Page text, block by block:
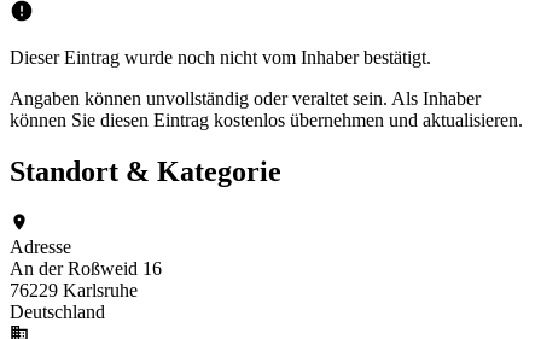
Dieser Eintrag wurde noch nicht vom Inhaber bestätigt.
Angaben können unvollständig oder veraltet sein. Als Inhaber
können Sie diesen Eintrag kostenlos übernehmen und aktualisieren.
Standort & Kategorie
Adresse
An der Roßweid 16
76229 Karlsruhe
Deutschland